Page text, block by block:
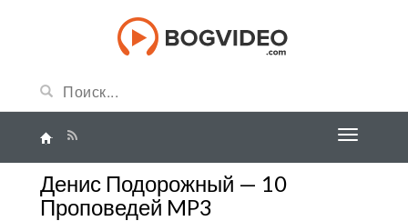
Денис Подорожный — 10
Проповедей MP3